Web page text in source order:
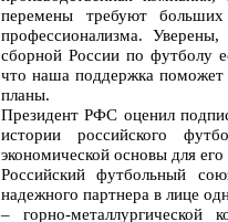
перемены требуют
профессионализма.
сборной России по футболу
что наша поддержка поможет
планы.
Президент РФС оценил
истории российского
экономической основы для его
Российский футбольный
надежного партнера в лице
– горно-металлургической